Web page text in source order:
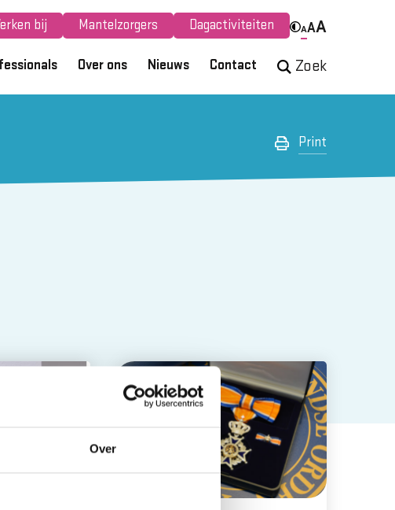
Over
bij Mantelzorgers Dagactiviteiten AAA
Over ons Nieuws Contact Zoek
Print